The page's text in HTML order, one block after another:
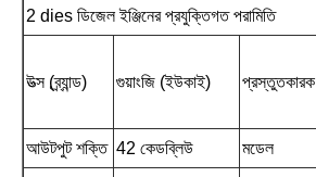
2 dies ডিজেল ইঞ্জিনের প্রযুক্তিগত পরামিতি
উত্স (ব্র্যান্ড) গুয়াংজি (ইউকাই) প্রস্তুতকারক
আউটপুট শক্তি 42 কেডব্লিউ মডেল